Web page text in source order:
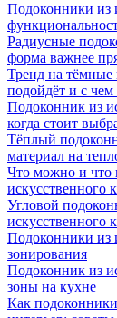
Подоконники из
Радиусные
форма важнее
Тренд на тёмные
подойдёт и с чем
Подоконник из
когда стоит
Тёплый
материал на
Что можно и что
искусственного
Угловой
искусственного
Подоконники из
зонирования
Подоконник из
зоны на кухне
Как